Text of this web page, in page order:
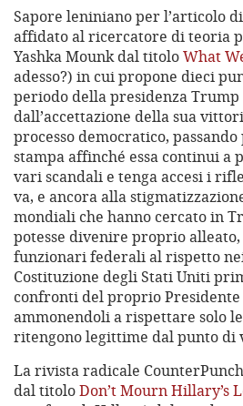
Sapore leniniano per l’articolo
affidato al ricercatore di teoria
Yashka Mounk dal titoloWhat
adesso?) in cui propone dieci
periodo della presidenza
dall’accettazione della sua
processo democratico,
stampa affinché essa continui a
vari scandali e tenga accesi i
va, e ancora alla
mondiali che hanno cercato in
potesse divenire proprio
funzionari federali al rispetto
Costituzione degli Stati Uniti
confronti del proprio
ammonendoli a rispettare solo
ritengono legittime dal punto di
La rivista radicale
dal titoloDon’t Mourn Hillary’s